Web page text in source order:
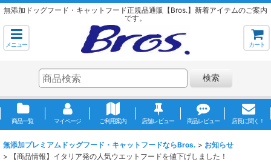
無添加ドッグフード・キャットフード正規品通販【Bros.】新着アイテムのご案内
です。
メニュー カート
検索
商品一覧 マイページ ご利用案内 店舗レビュー 商品レビュー 店長に聞く！
無添加プレミアムドッグフード・キャットフードならBros. > お知らせ
>
【商品情報】イタリア発の人気ウエットフードを値下げしました！